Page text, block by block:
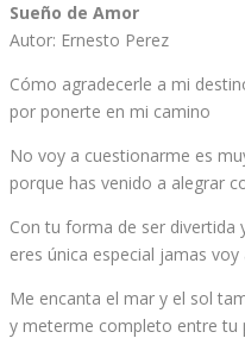
Sueño de Amor
Autor: Ernesto Perez
Cómo agradecerle a mi
por ponerte en mi camino
No voy a cuestionarme es
porque has venido a alegrar
Con tu forma de ser divertida
eres única especial jamas
Me encanta el mar y el sol
y meterme completo entre tu